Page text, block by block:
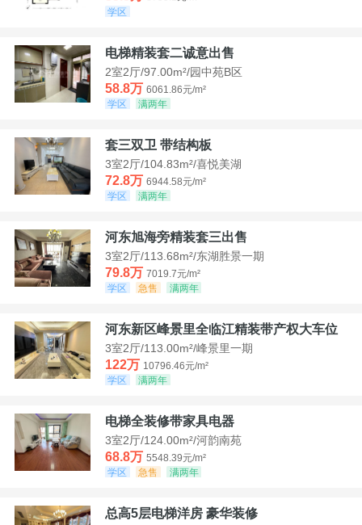
学区
电梯精装套二诚意出售
2室2厅/97.00m²/园中苑B区
58.8万 6061.86元/m²
学区
满两年
套三双卫 带结构板
3室2厅/104.83m²/喜悦美湖
72.8万 6944.58元/m²
学区
满两年
河东旭海旁精装套三出售
3室2厅/113.68m²/东湖胜景一期
79.8万 7019.7元/m²
学区
急售 满两年
河东新区峰景里全临江精装带产权大车位
3室2厅/113.00m²/峰景里一期
122万 10796.46元/m²
学区
满两年
电梯全装修带家具电器
3室2厅/124.00m²/河韵南苑
68.8万 5548.39元/m²
学区
急售 满两年
总高5层电梯洋房 豪华装修